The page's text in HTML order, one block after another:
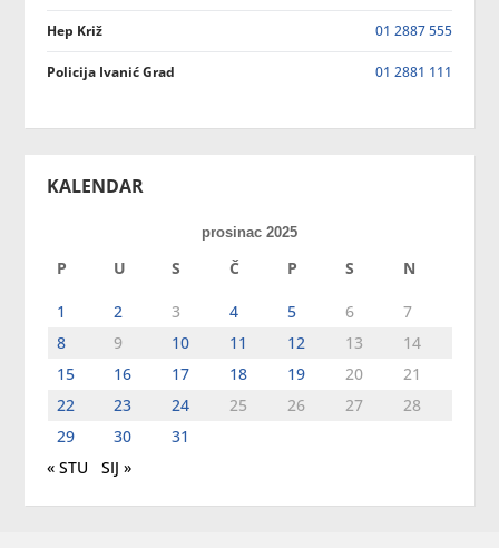
Hep Križ 01 2887 555
Policija Ivanić Grad 01 2881 111
KALENDAR
prosinac 2025
P U S Č P S N
1 2 3 4 5 6
7
8
9 10 11 12 13
14
15
16 17 18 19 20
21
22
23 24 25 26 27
28
29
30
31
« STU
SIJ »